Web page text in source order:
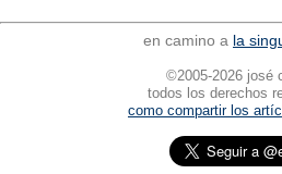
en camino a la
©2005-2026 josé
todos los derechos
como compartir los